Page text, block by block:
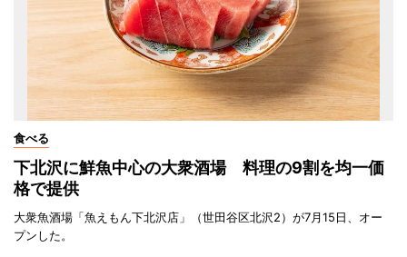
食べる
下北沢に鮮魚中心の大衆酒場 料理の9割を均一価
格で提供
大衆魚酒場「魚えもん下北沢店」（世田谷区北沢2）が7月15日、オー
プンした。